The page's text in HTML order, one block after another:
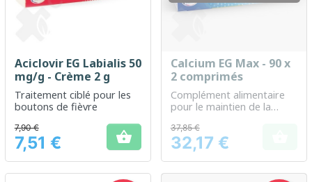
Aciclovir EG Labialis 50
mg/g - Crème 2 g
Traitement ciblé pour les
boutons de fièvre
Prix
7,90 €
7,51 € 
Calcium EG Max - 90 x
2 comprimés
Complément alimentaire
pour le maintien de la
Prix
37,85 €
32,17 €